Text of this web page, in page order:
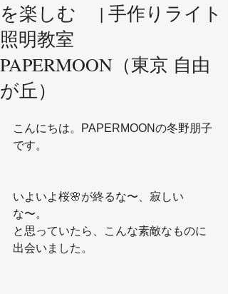
を楽しむ | 手作りライト
照明教室
PAPERMOON（東京 自由
が丘）
こんにちは。PAPERMOONの冬野朋子
です。
いよいよ桜🌸が終るな〜、寂しい
な〜。
と思っていたら、こんな素敵なものに
出会いました。